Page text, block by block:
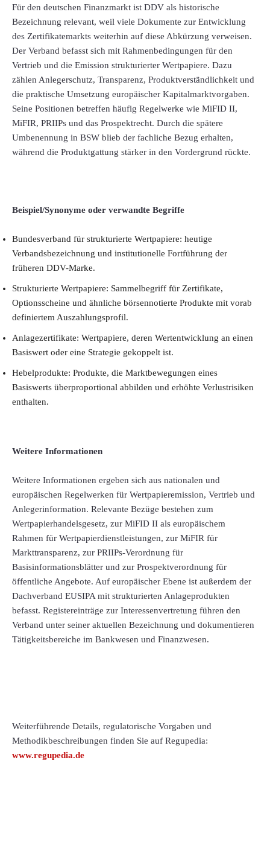
Für den deutschen Finanzmarkt ist DDV als historische
Bezeichnung relevant, weil viele Dokumente zur Entwicklung
des Zertifikatemarkts weiterhin auf diese Abkürzung verweisen.
Der Verband befasst sich mit Rahmenbedingungen für den
Vertrieb und die Emission strukturierter Wertpapiere. Dazu
zählen Anlegerschutz, Transparenz, Produktverständlichkeit und
die praktische Umsetzung europäischer Kapitalmarktvorgaben.
Seine Positionen betreffen häufig Regelwerke wie MiFID II,
MiFIR, PRIIPs und das Prospektrecht. Durch die spätere
Umbenennung in BSW blieb der fachliche Bezug erhalten,
während die Produktgattung stärker in den Vordergrund rückte.
Beispiel/Synonyme oder verwandte Begriffe
Bundesverband für strukturierte Wertpapiere: heutige
Verbandsbezeichnung und institutionelle Fortführung der
früheren DDV-Marke.
Strukturierte Wertpapiere: Sammelbegriff für Zertifikate,
Optionsscheine und ähnliche börsennotierte Produkte mit vorab
definiertem Auszahlungsprofil.
Anlagezertifikate: Wertpapiere, deren Wertentwicklung an einen
Basiswert oder eine Strategie gekoppelt ist.
Hebelprodukte: Produkte, die Marktbewegungen eines
Basiswerts überproportional abbilden und erhöhte Verlustrisiken
enthalten.
Weitere Informationen
Weitere Informationen ergeben sich aus nationalen und
europäischen Regelwerken für Wertpapieremission, Vertrieb und
Anlegerinformation. Relevante Bezüge bestehen zum
Wertpapierhandelsgesetz, zur MiFID II als europäischem
Rahmen für Wertpapierdienstleistungen, zur MiFIR für
Markttransparenz, zur PRIIPs-Verordnung für
Basisinformationsblätter und zur Prospektverordnung für
öffentliche Angebote. Auf europäischer Ebene ist außerdem der
Dachverband EUSIPA mit strukturierten Anlageprodukten
befasst. Registereinträge zur Interessenvertretung führen den
Verband unter seiner aktuellen Bezeichnung und dokumentieren
Tätigkeitsbereiche im Bankwesen und Finanzwesen.
Weiterführende Details, regulatorische Vorgaben und
Methodikbeschreibungen finden Sie auf Regupedia:
www.regupedia.de